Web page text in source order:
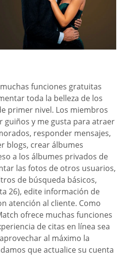
funciones gratuitas
toda la belleza de los
primer nivel. Los miembros
guiños y me gusta para atraer
responder mensajes,
blogs, crear álbumes
a los álbumes privados de
las fotos de otros usuarios,
de búsqueda básicos,
26), edite información de
atención al cliente. Como
ofrece muchas funciones
de citas en línea sea
al máximo la
que actualice su cuenta